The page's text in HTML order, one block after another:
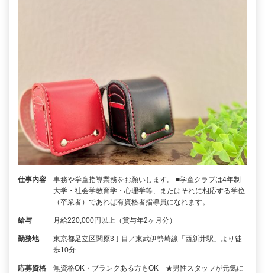
仕事内容
事務や学童指導業務をお願いします。 ■学童クラブは4年制
大学・社会学教育学・心理学等、またはそれに相応する学位
（卒業者）であれば有資格者指導員になれます。…
給与 月給220,000円以上（賞与年2ヶ月分）
勤務地
東京都足立区関原3丁目／東武伊勢崎線「西新井駅」より徒
歩10分
応募資格
無資格OK・ブランクある方もOK ★男性スタッフが元気に